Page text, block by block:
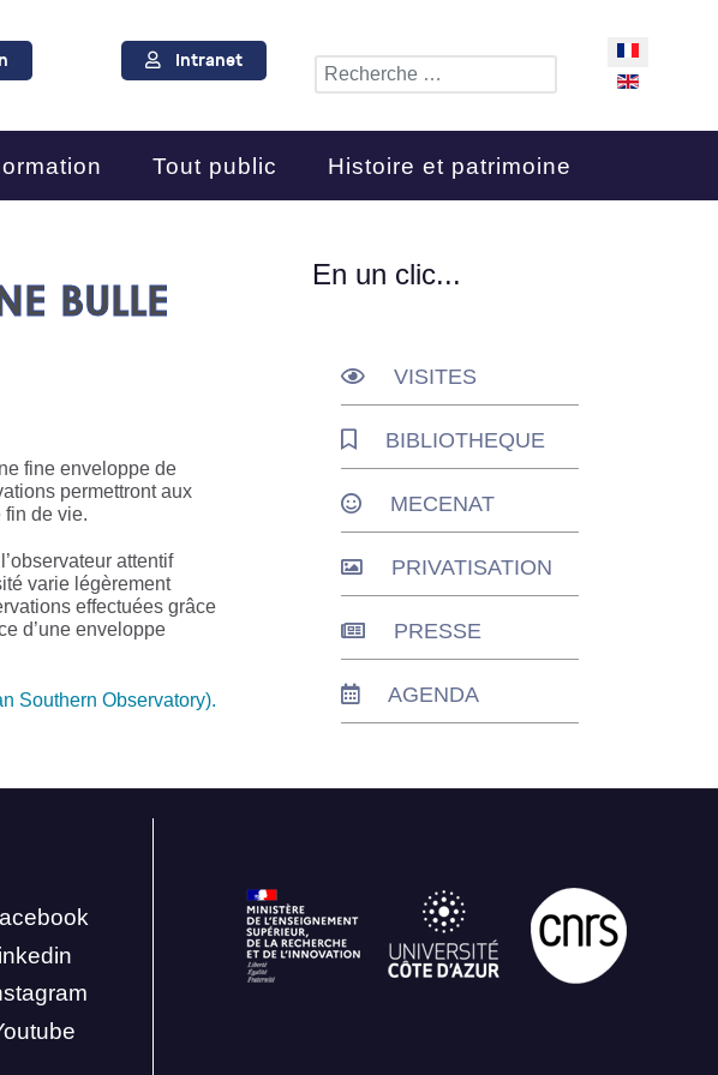
Intranet Rechercher
Sélectionnez
Tout public Histoire et patrimoine
BULLE
fine enveloppe de
permettront aux
fin de vie.
attentif
varie légèrement
effectuées grâce
d’une enveloppe
Southern Observatory).
En un clic...
VISITES
BIBLIOTHEQUE
MECENAT
PRIVATISATION
PRESSE
AGENDA